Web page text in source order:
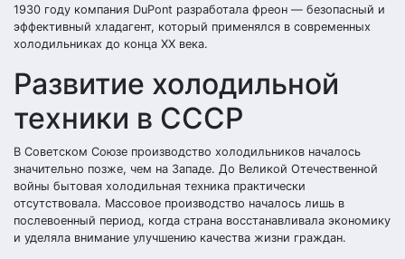
1930 году компания DuPont разработала фреон — безопасный и
эффективный хладагент, который применялся в современных
холодильниках до конца XX века.
Развитие холодильной
техники в СССР
В Советском Союзе производство холодильников началось
значительно позже, чем на Западе. До Великой Отечественной
войны бытовая холодильная техника практически
отсутствовала. Массовое производство началось лишь в
послевоенный период, когда страна восстанавливала экономику
и уделяла внимание улучшению качества жизни граждан.